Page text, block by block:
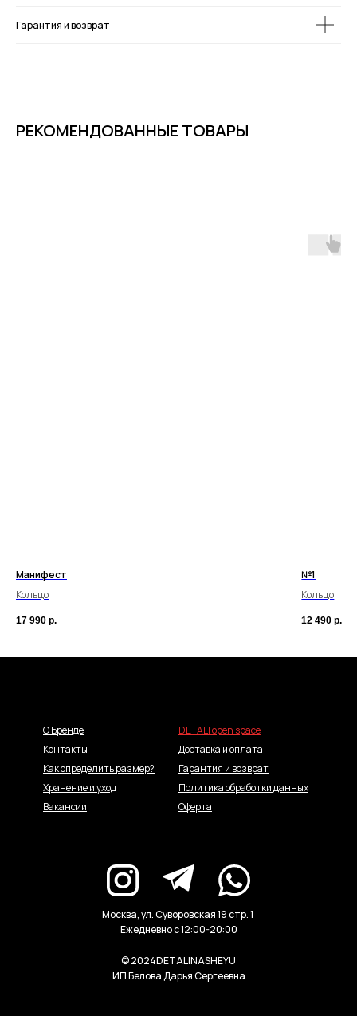
Гарантия и возврат
РЕКОМЕНДОВАННЫЕ ТОВАРЫ
Манифест
Кольцо
17 990 р.
№1
Кольцо
12 490 р.
О Бренде
Контакты
Как определить размер?
Хранение и уход
Вакансии
DETALI open space
Доставка и оплата
Гарантия и возврат
Политика обработки данных
Оферта
© 2024DETALINASHEYU
Москва, ул. Суворовская 19 стр. 1
Ежедневно с 12:00-20:00
ИП Белова Дарья Сергеевна